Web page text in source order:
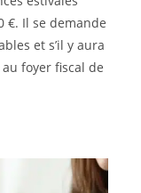
€. Il se demande
et s’il y aura
foyer fiscal de